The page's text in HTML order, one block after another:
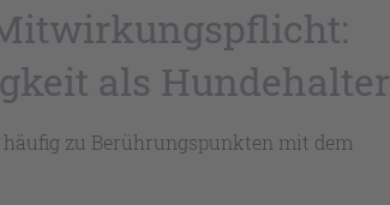
als Hundehalter
zu Berührungspunkten mit dem